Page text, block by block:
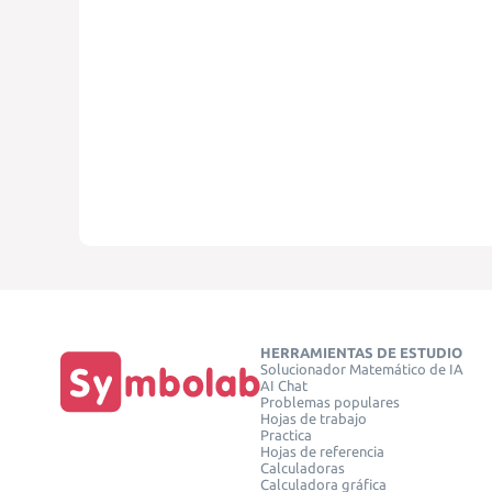
HERRAMIENTAS DE ESTUDIO
Solucionador Matemático de IA
AI Chat
Problemas populares
Hojas de trabajo
Practica
Hojas de referencia
Calculadoras
Calculadora gráfica